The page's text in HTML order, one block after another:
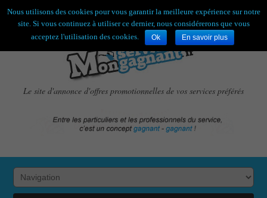
Bienvenue,visiteur ![S'enregistrer|Connexion]
Le site d'annonce d'offres promotionnelles de vos services préférés
Nous utilisons des cookies pour vous garantir la meilleure expérience sur notre
site. Si vous continuez à utiliser ce dernier, nous considérerons que vous
acceptez l'utilisation des cookies.
Ok En savoir plus